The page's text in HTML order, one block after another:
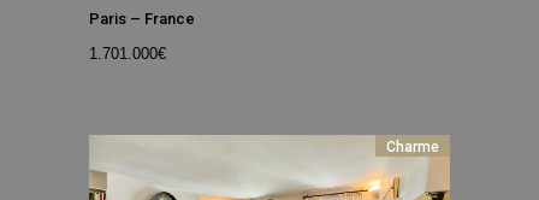
Paris – France
1.701.000€
Charme